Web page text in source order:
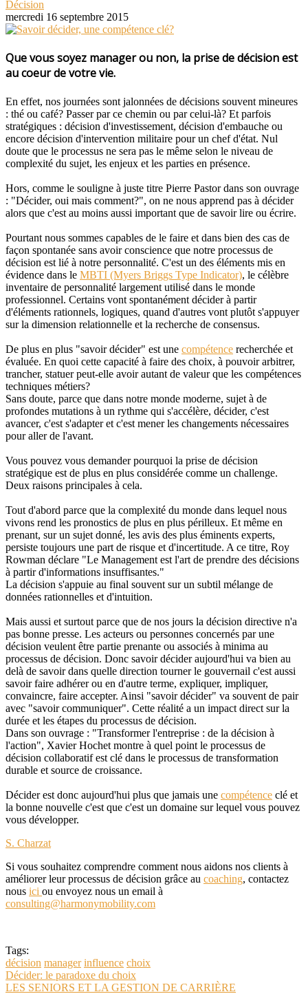
Décision
mercredi 16 septembre 2015
Que vous soyez manager ou non, la prise de décision est
au coeur de votre vie.
En effet, nos journées sont jalonnées de décisions souvent mineures
: thé ou café? Passer par ce chemin ou par celui-là? Et parfois
stratégiques : décision d'investissement, décision d'embauche ou
encore décision d'intervention militaire pour un chef d'état. Nul
doute que le processus ne sera pas le même selon le niveau de
complexité du sujet, les enjeux et les parties en présence.
Hors, comme le souligne à juste titre Pierre Pastor dans son ouvrage
: "Décider, oui mais comment?", on ne nous apprend pas à décider
alors que c'est au moins aussi important que de savoir lire ou écrire.
Pourtant nous sommes capables de le faire et dans bien des cas de
façon spontanée sans avoir conscience que notre processus de
décision est lié à notre personnalité. C'est un des éléments mis en
évidence dans le MBTI (Myers Briggs Type Indicator), le célèbre
inventaire de personnalité largement utilisé dans le monde
professionnel. Certains vont spontanément décider à partir
d'éléments rationnels, logiques, quand d'autres vont plutôt s'appuyer
sur la dimension relationnelle et la recherche de consensus.
De plus en plus "savoir décider" est une compétence recherchée et
évaluée. En quoi cette capacité à faire des choix, à pouvoir arbitrer,
trancher, statuer peut-elle avoir autant de valeur que les compétences
techniques métiers?
Sans doute, parce que dans notre monde moderne, sujet à de
profondes mutations à un rythme qui s'accélère, décider, c'est
avancer, c'est s'adapter et c'est mener les changements nécessaires
pour aller de l'avant.
Vous pouvez vous demander pourquoi la prise de décision
stratégique est de plus en plus considérée comme un challenge.
Deux raisons principales à cela.
Tout d'abord parce que la complexité du monde dans lequel nous
vivons rend les pronostics de plus en plus périlleux. Et même en
prenant, sur un sujet donné, les avis des plus éminents experts,
persiste toujours une part de risque et d'incertitude. A ce titre, Roy
Rowman déclare "Le Management est l'art de prendre des décisions
à partir d'informations insuffisantes."
La décision s'appuie au final souvent sur un subtil mélange de
données rationnelles et d'intuition.
Mais aussi et surtout parce que de nos jours la décision directive n'a
pas bonne presse. Les acteurs ou personnes concernés par une
décision veulent être partie prenante ou associés à minima au
processus de décision. Donc savoir décider aujourd'hui va bien au
delà de savoir dans quelle direction tourner le gouvernail c'est aussi
savoir faire adhérer ou en d'autre terme, expliquer, impliquer,
convaincre, faire accepter. Ainsi "savoir décider" va souvent de pair
avec "savoir communiquer". Cette réalité a un impact direct sur la
durée et les étapes du processus de décision.
Dans son ouvrage : "Transformer l'entreprise : de la décision à
l'action", Xavier Hochet montre à quel point le processus de
décision collaboratif est clé dans le processus de transformation
durable et source de croissance.
Décider est donc aujourd'hui plus que jamais une compétence clé et
la bonne nouvelle c'est que c'est un domaine sur lequel vous pouvez
vous développer.
S. Charzat
Si vous souhaitez comprendre comment nous aidons nos clients à
améliorer leur processus de décision grâce au coaching, contactez
nous ici ou envoyez nous un email à
consulting@harmonymobility.com
Tags:
décision manager influence choix
Décider: le paradoxe du choix
LES SENIORS ET LA GESTION DE CARRIÈRE